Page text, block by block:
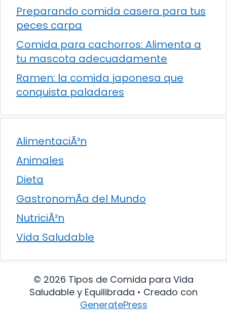
Preparando comida casera para tus
peces carpa
Comida para cachorros: Alimenta a
tu mascota adecuadamente
Ramen: la comida japonesa que
conquista paladares
AlimentaciÃ³n
Animales
Dieta
GastronomÃ­a del Mundo
NutriciÃ³n
Vida Saludable
© 2026 Tipos de Comida para Vida
Saludable y Equilibrada • Creado con
GeneratePress